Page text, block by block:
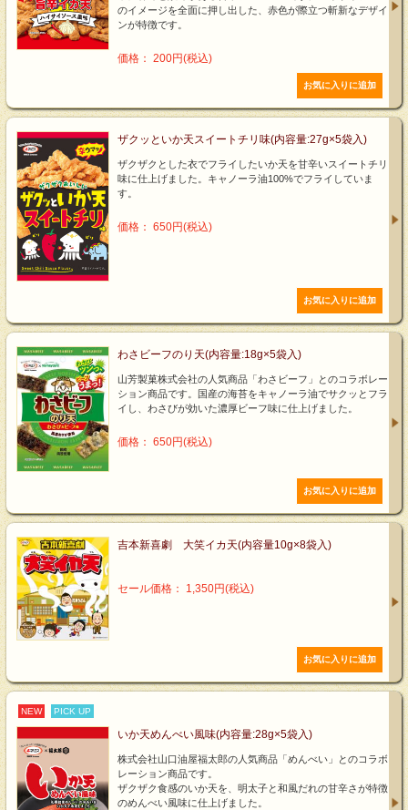
のイメージを全面に押し出した、赤色が際立つ斬新なデザイ
ンが特徴です。
価格： 200円(税込)
ザクッといか天スイートチリ味(内容量:27g×5袋入)
ザクザクとした衣でフライしたいか天を甘辛いスイートチリ
味に仕上げました。キャノーラ油100%でフライしていま
す。
価格： 650円(税込)
わさビーフのり天(内容量:18g×5袋入)
山芳製菓株式会社の人気商品「わさビーフ」とのコラボレー
ション商品です。国産の海苔をキャノーラ油でサクッとフラ
イし、わさびが効いた濃厚ビーフ味に仕上げました。
価格： 650円(税込)
吉本新喜劇 大笑イカ天(内容量10g×8袋入)
セール価格： 1,350円(税込)
NEW PICK UP
いか天めんべい風味(内容量:28g×5袋入)
株式会社山口油屋福太郎の人気商品「めんべい」とのコラボ
レーション商品です。
ザクザク食感のいか天を、明太子と和風だれの甘辛さが特徴
のめんべい風味に仕上げました。